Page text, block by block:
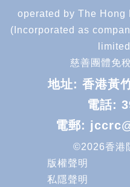
operated by The Hong
(Incorporated as
慈善團體免
地址: 香港黃
電話:
電郵:
©2026香港
版權聲明
私隱聲明